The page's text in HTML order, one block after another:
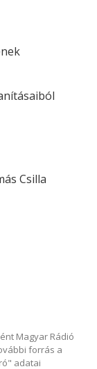
Csilla
Magyar Rádió
forrás a
adatai